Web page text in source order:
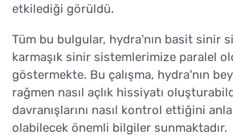
etkilediği görüldü.
Tüm bu bulgular, hydra'nın basit sinir
karmaşık sinir sistemlerimize paralel
göstermekte. Bu çalışma, hydra'nın
rağmen nasıl açlık hissiyatı
davranışlarını nasıl kontrol ettiğini
olabilecek önemli bilgiler sunmaktadır.